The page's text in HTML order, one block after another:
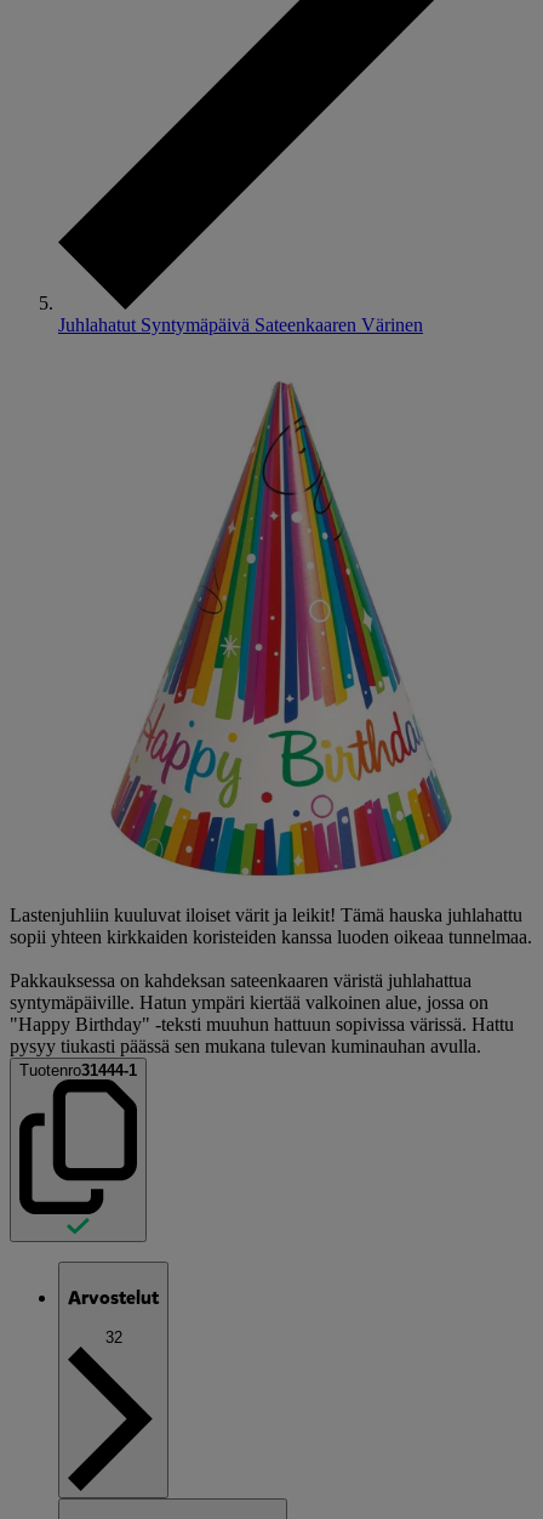
Juhlahatut Syntymäpäivä Sateenkaaren Värinen
Lastenjuhliin kuuluvat iloiset värit ja leikit! Tämä hauska juhlahattu
sopii yhteen kirkkaiden koristeiden kanssa luoden oikeaa tunnelmaa.
Pakkauksessa on kahdeksan sateenkaaren väristä juhlahattua
syntymäpäiville. Hatun ympäri kiertää valkoinen alue, jossa on
"Happy Birthday" -teksti muuhun hattuun sopivissa värissä. Hattu
pysyy tiukasti päässä sen mukana tulevan kuminauhan avulla.
Tuotenro31444-1
Arvostelut
32